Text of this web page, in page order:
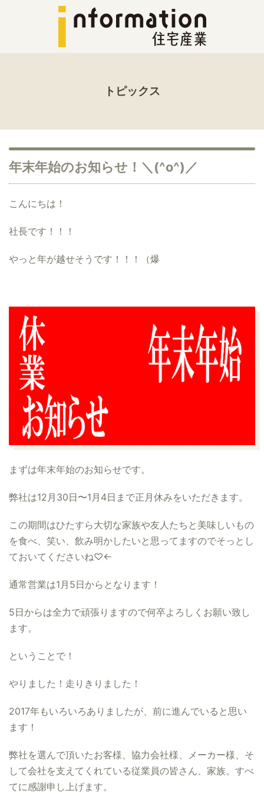
トピックス
年末年始のお知らせ！＼(^o^)／
こんにちは！
社長です！！！
やっと年が越せそうです！！！（爆
まずは年末年始のお知らせです。
弊社は12月30日〜1月4日まで正月休みをいただきます。
この期間はひたすら大切な家族や友人たちと美味しいもの
を食べ、笑い、飲み明かしたいと思ってますのでそっとし
ておいてくださいね♡←
通常営業は1月5日からとなります！
5日からは全力で頑張りますので何卒よろしくお願い致し
ます。
ということで！
やりました！走りきりました！
2017年もいろいろありましたが、前に進んでいると思い
ます！
弊社を選んで頂いたお客様、協力会社様、メーカー様、そ
して会社を支えてくれている従業員の皆さん、家族。すべ
てに感謝申し上げます。